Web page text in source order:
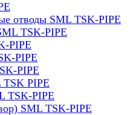
отводы SML TSK-PIPE
TSK-PIPE
PIPE
PIPE
PIPE
PIPE
TSK-PIPE
SML TSK-PIPE